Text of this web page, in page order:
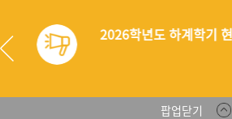
팝업닫기